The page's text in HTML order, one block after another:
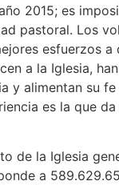
2015; es
pastoral. Los
esfuerzos a
a la Iglesia,
y alimentan su
es la que
de la Iglesia
a